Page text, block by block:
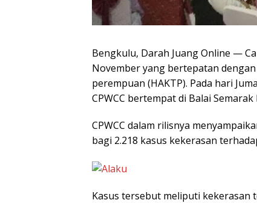
Bengkulu, Darah Juang Online —
November yang bertepatan
perempuan (HAKTP). Pada hari
CPWCC bertempat di Balai
CPWCC dalam rilisnya
bagi 2.218 kasus kekerasan
Kasus tersebut meliputi kekerasan